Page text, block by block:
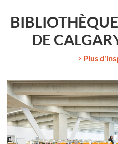
DE
> Plus